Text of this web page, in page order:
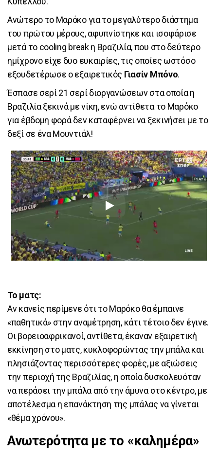
Ανώτερο το Μαρόκο για το μεγαλύτερο διάστημα
του πρώτου μέρους, αφυπνίστηκε και ισοφάρισε
μετά το cooling break η Βραζιλία, που στο δεύτερο
ημίχρονο είχε δυο ευκαιρίες, τις οποίες ωστόσο
εξουδετέρωσε ο εξαιρετικός Γιασίν Μπόνο.
Έσπασε σερί 21 σερί διοργανώσεων στα οποία η
Βραζιλία ξεκινά με νίκη, ενώ αντίθετα το Μαρόκο
για έβδομη φορά δεν καταφέρνει να ξεκινήσει με το
δεξί σε ένα Μουντιάλ!
To ματς:
Αν κανείς περίμενε ότι το Μαρόκο θα έμπαινε
«παθητικά» στην αναμέτρηση, κάτι τέτοιο δεν έγινε.
Οι βορειοαφρικανοί, αντίθετα, έκαναν εξαιρετική
εκκίνηση στο ματς, κυκλοφορώντας την μπάλα και
πλησιάζοντας περισσότερες φορές, με αξιώσεις
την περιοχή της Βραζιλίας, η οποία δυσκολευόταν
να περάσει την μπάλα από την άμυνα στο κέντρο, με
αποτέλεσμα η επανάκτηση της μπάλας να γίνεται
«θέμα χρόνου».
Ανωτερότητα με το «καλημέρα»